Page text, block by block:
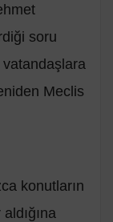
soru
Meclis
konutların